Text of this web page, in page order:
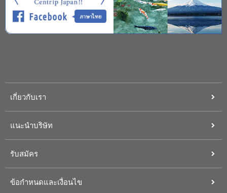
เกี่ยวกับเรา
แนะนำบริษัท
รับสมัคร
ข้อกำหนดและเงื่อนไข